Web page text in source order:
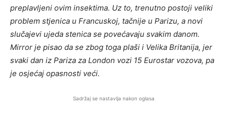
preplavljeni ovim insektima. Uz to, trenutno postoji veliki
problem stjenica u Francuskoj, tačnije u Parizu, a novi
slučajevi ujeda stenica se povećavaju svakim danom.
Mirror je pisao da se zbog toga plaši i Velika Britanija, jer
svaki dan iz Pariza za London vozi 15 Eurostar vozova, pa
je osjećaj opasnosti veći.
Sadržaj se nastavlja nakon oglasa